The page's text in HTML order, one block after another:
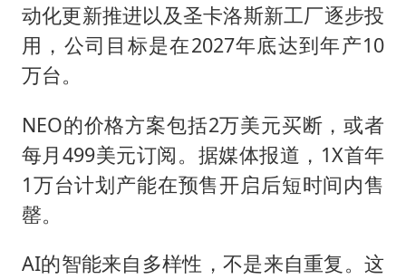
动化更新推进以及圣卡洛斯新工厂逐步投
用，公司目标是在2027年底达到年产10
万台。
NEO的价格方案包括2万美元买断，或者
每月499美元订阅。据媒体报道，1X首年
1万台计划产能在预售开启后短时间内售
罄。
AI的智能来自多样性，不是来自重复。这